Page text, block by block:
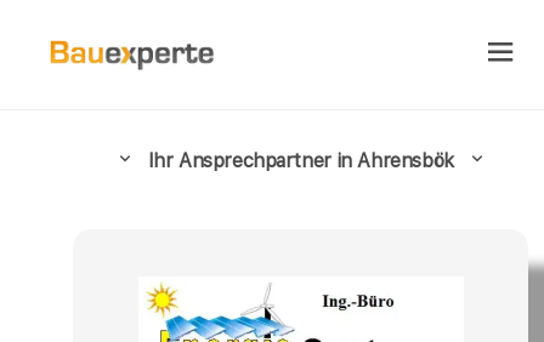
Ihr Ansprechpartner in Ahrensbök